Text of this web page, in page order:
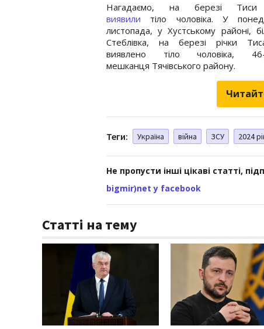
Нагадаємо, на березі Тиси
виявили тіло чоловіка. У
листопада, у Хустському районі,
Стеблівка, на березі річки
виявлено тіло чоловіка, 46-
мешканця Тячівського району.
Теги: Україна війна ЗСУ 2024
Не пропусти інші цікаві статті,
bigmir)net у facebook
Статті на тему